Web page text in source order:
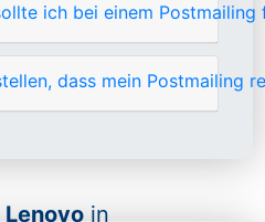
ich bei einem Postmailing
dass mein Postmailing
Lenovo in